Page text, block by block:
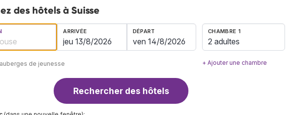
des hôtels à Suisse
de jeunesse
ARRIVÉE DÉPART CHAMBRE 1
2 adultes
+ Ajouter une chambre
Rechercher des hôtels